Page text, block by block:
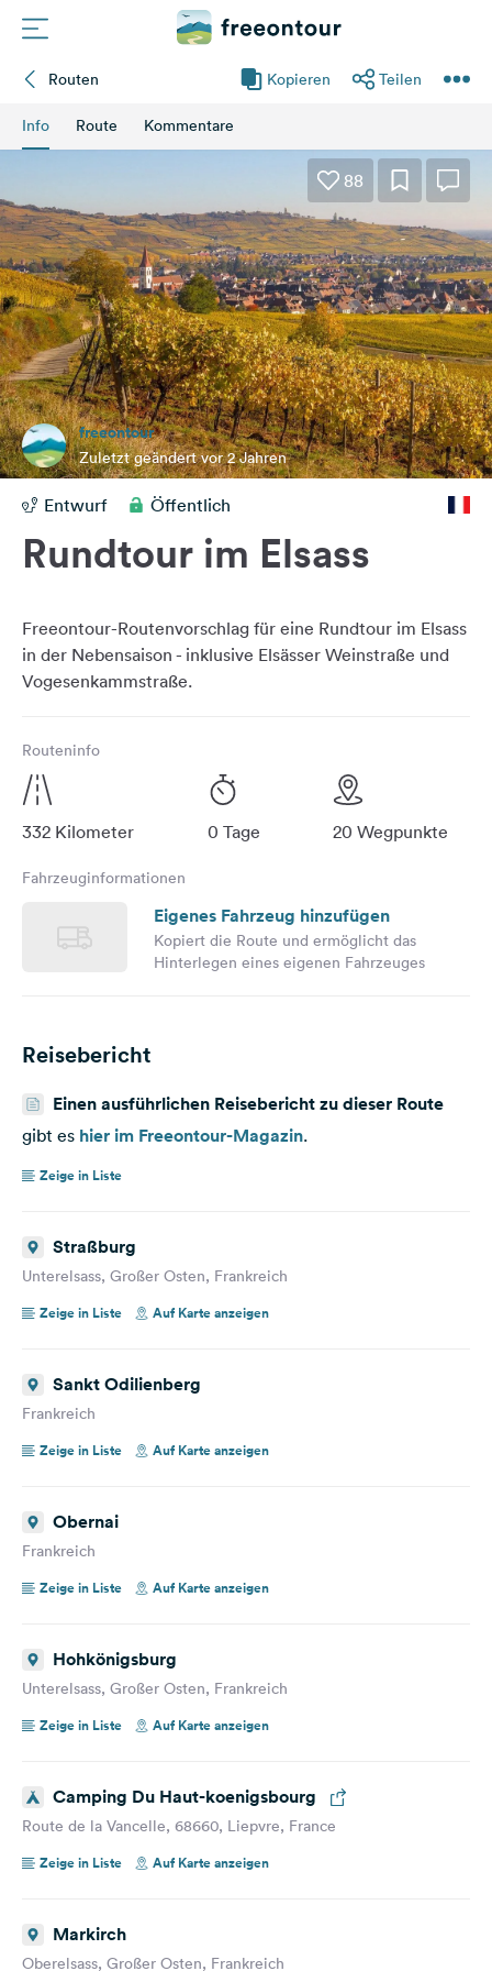
Magazin
Partner
Registrieren
Einloggen
Newsletter
Feedback
Sprache:
Folge
uns
auf
Instagram
Routen Kopieren Teilen
Info Route Kommentare
88
freeontour
Zuletzt geändert vor 2 Jahren
Entwurf Öffentlich
Rundtour im Elsass
Freeontour-Routenvorschlag für eine Rundtour im Elsass
in der Nebensaison - inklusive Elsässer Weinstraße und
Routeninfo
332 Kilometer 0 Tage 20 Wegpunkte
Fahrzeuginformationen
Eigenes Fahrzeug hinzufügen
Kopiert die Route und ermöglicht das
Hinterlegen eines eigenen Fahrzeuges
Reisebericht
Einen ausführlichen Reisebericht zu dieser Route
gibt es hier im Freeontour-Magazin.
Zeige in Liste
Straßburg
Unterelsass, Großer Osten, Frankreich
Zeige in Liste
Auf Karte anzeigen
Sankt Odilienberg
Frankreich
Zeige in Liste
Auf Karte anzeigen
Obernai
Frankreich
Zeige in Liste
Auf Karte anzeigen
Hohkönigsburg
Unterelsass, Großer Osten, Frankreich
Zeige in Liste
Auf Karte anzeigen
Camping Du Haut-koenigsbourg
Route de la Vancelle, 68660, Liepvre, France
Zeige in Liste
Auf Karte anzeigen
Markirch
Oberelsass, Großer Osten, Frankreich